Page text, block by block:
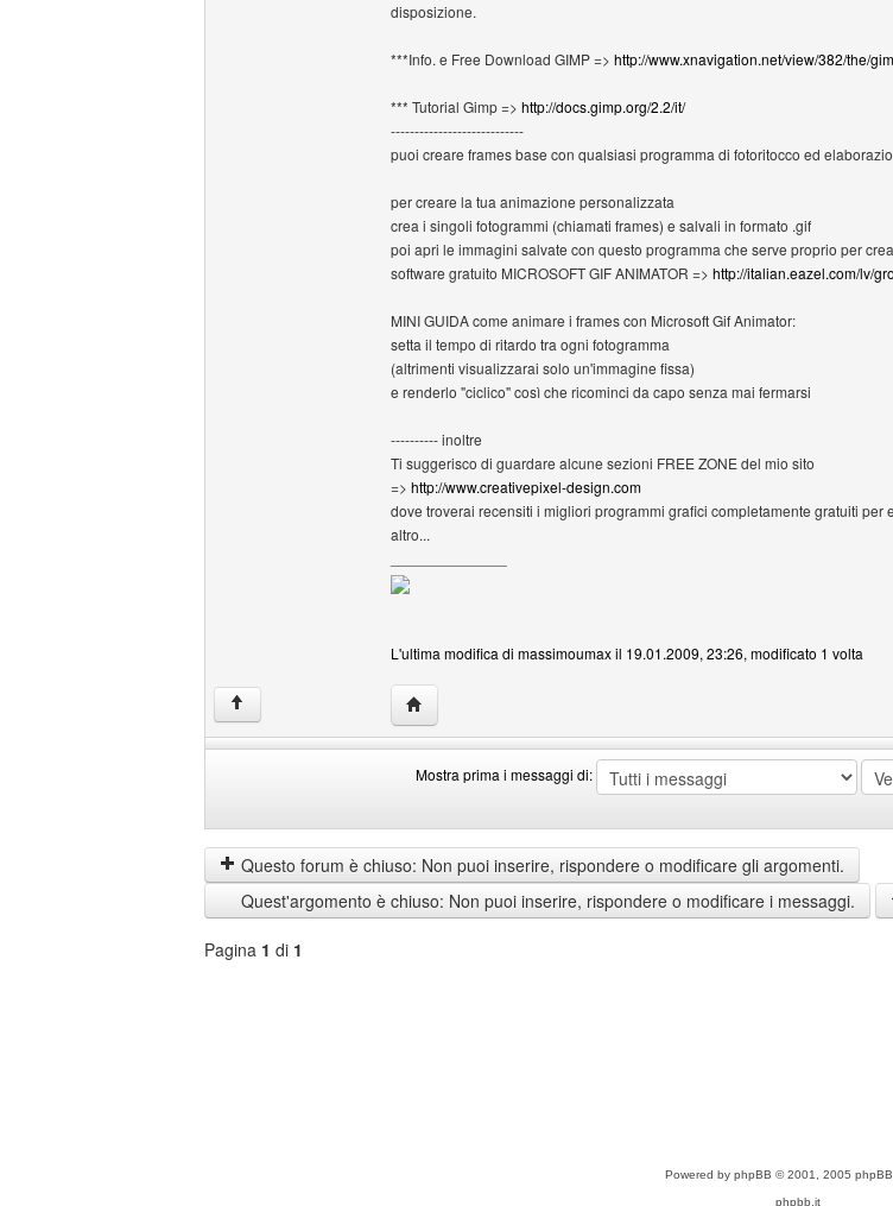
disposizione.
***Info. e Free Download GIMP => http://www.xnavigation.net/view/382/the/
*** Tutorial Gimp => http://docs.gimp.org/2.2/it/
----------------------------
puoi creare frames base con qualsiasi programma di fotoritocco ed
per creare la tua animazione personalizzata
crea i singoli fotogrammi (chiamati frames) e salvali in formato .gif
poi apri le immagini salvate con questo programma che serve proprio per
software gratuito MICROSOFT GIF ANIMATOR => http://italian.eazel.com/lv/
MINI GUIDA come animare i frames con Microsoft Gif Animator:
setta il tempo di ritardo tra ogni fotogramma
(altrimenti visualizzarai solo un'immagine fissa)
e renderlo "ciclico" così che ricominci da capo senza mai fermarsi
---------- inoltre
Ti suggerisco di guardare alcune sezioni FREE ZONE del mio sito
=> http://www.creativepixel-design.com
dove troverai recensiti i migliori programmi grafici completamente gratuiti
altro...
L'ultima modifica di massimoumax il 19.01.2009, 23:26, modificato 1 volta
↑ HomePage: massimoumax
Mostra prima i messaggi di:
prima
i
messaggi
di
by
Questo forum è chiuso: Non puoi inserire, rispondere o modificare gli argomenti.
Quest'argomento è chiuso: Non puoi inserire, rispondere o modificare i messaggi.
Pagina 1 di 1
Powered by phpBB © 2001, 2005
phpbb.it